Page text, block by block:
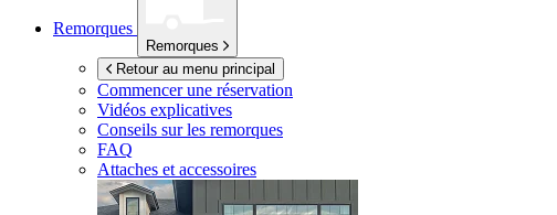
Remorques
Remorques
Retour au menu principal
Commencer une réservation
Vidéos explicatives
Conseils sur les remorques
FAQ
Attaches et accessoires